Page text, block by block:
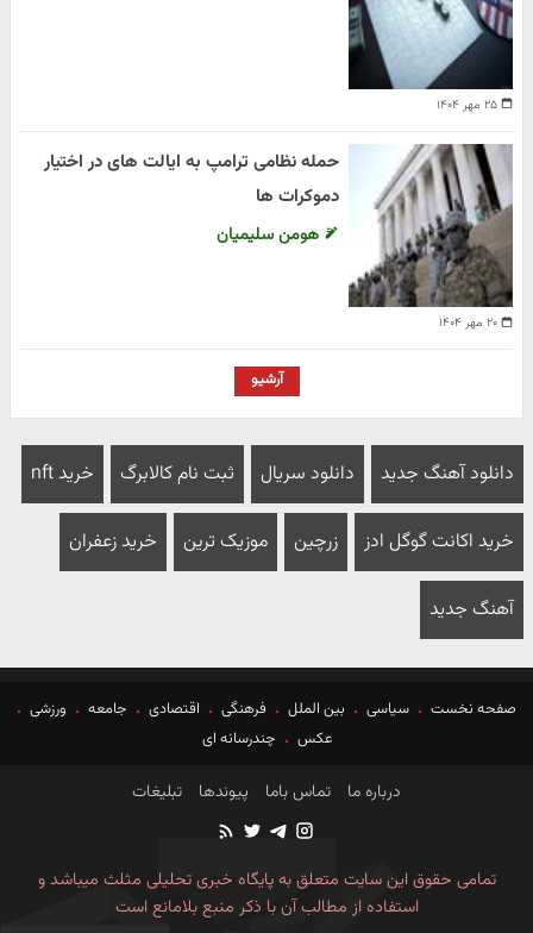
۲۵ مهر ۱۴۰۴
۲۰ مهر ۱۴۰۴
حمله نظامی ترامپ به ایالت های در اختیار
دموکرات ها
هومن سلیمیان
آرشیو
دانلود آهنگ جدید دانلود سریال ثبت نام کالابرگ خرید nft
خرید اکانت گوگل ادز زرچین موزیک ترین خرید زعفران
آهنگ جدید
صفحه نخست سیاسی بین الملل فرهنگی اقتصادی جامعه
ورزشی
عکس
چندرسانه ای
درباره ما تماس باما پیوندها تبلیغات
تمامی حقوق این سایت متعلق به پایگاه خبری تحلیلی مثلث میباشد و
استفاده از مطالب آن با ذکر منبع بلامانع است